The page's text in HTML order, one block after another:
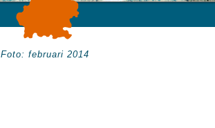
Foto: februari 2014